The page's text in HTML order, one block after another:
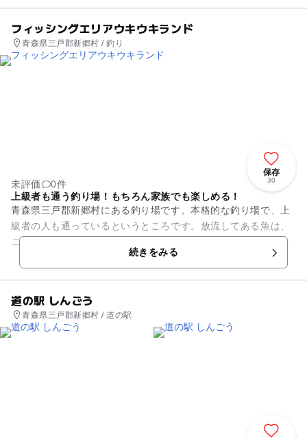
フィッシングエリアウキウキランド
青森県三戸郡新郷村 / 釣り
保存
30
未評価
0件
上級者も通う釣り場！もちろん家族でも楽しめる！
青森県三戸郡新郷村にある釣り場です。本格的な釣り場で、上
級者の人も通っているというところです。放流してある魚は、
ニジマス、ブラウン、ブルック、ヤマメ、イトウ、ギンサケな
どで、ブラウンは完全リリー...続きをみる
道の駅 しんごう
青森県三戸郡新郷村 / 道の駅